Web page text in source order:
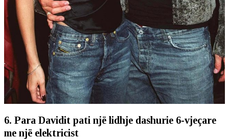
6. Para Davidit pati një lidhje dashurie 6-vjeçare
me një elektricist